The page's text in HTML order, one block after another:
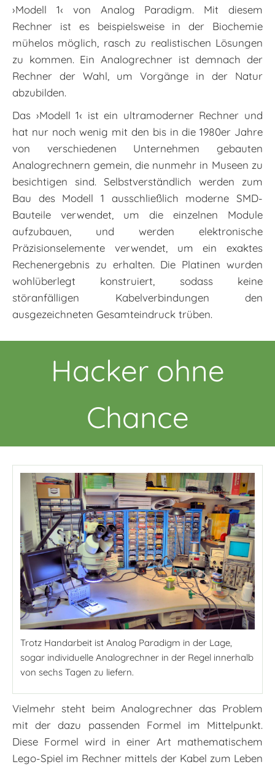
›Modell 1‹ von Analog Paradigm. Mit diesem
Rechner ist es beispielsweise in der Biochemie
mühelos möglich, rasch zu realistischen Lösungen
zu kommen. Ein Analogrechner ist demnach der
Rechner der Wahl, um Vorgänge in der Natur
abzubilden.
Das ›Modell 1‹ ist ein ultramoderner Rechner und
hat nur noch wenig mit den bis in die 1980er Jahre
von verschiedenen Unternehmen gebauten
Analogrechnern gemein, die nunmehr in Museen zu
besichtigen sind. Selbstverständlich werden zum
Bau des Modell 1 ausschließlich moderne SMD-
Bauteile verwendet, um die einzelnen Module
aufzubauen, und werden elektronische
Präzisionselemente verwendet, um ein exaktes
Rechenergebnis zu erhalten. Die Platinen wurden
wohlüberlegt konstruiert, sodass keine
störanfälligen Kabelverbindungen den
ausgezeichneten Gesamteindruck trüben.
Hacker ohne
Chance
Trotz Handarbeit ist Analog Paradigm in der Lage,
sogar individuelle Analogrechner in der Regel innerhalb
von sechs Tagen zu liefern.
Vielmehr steht beim Analogrechner das Problem
mit der dazu passenden Formel im Mittelpunkt.
Diese Formel wird in ­einer Art mathematischem
Lego-Spiel im Rechner mittels der Kabel zum Leben